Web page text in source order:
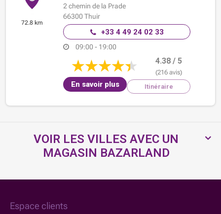
72.8 km
2 chemin de la Prade
66300 Thuir
+33 4 49 24 02 33
09:00 - 19:00
4.38 / 5
(216 avis)
En savoir plus Itinéraire
VOIR LES VILLES AVEC UN
MAGASIN BAZARLAND
Espace clients